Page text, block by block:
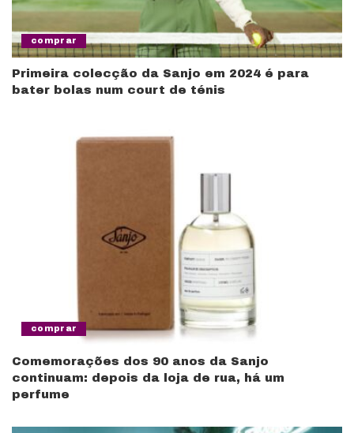
comprar
Primeira colecção da Sanjo em 2024 é para
bater bolas num court de ténis
comprar
Comemorações dos 90 anos da Sanjo
continuam: depois da loja de rua, há um
perfume